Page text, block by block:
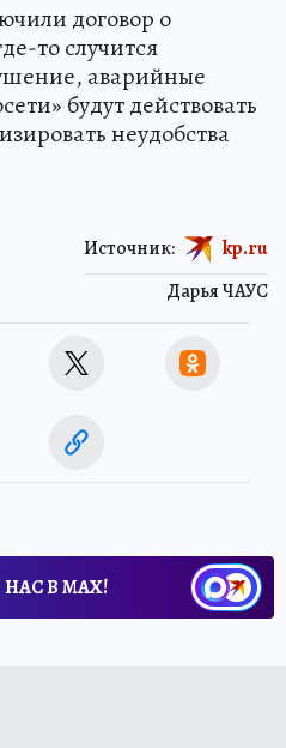
договор о
то случится
аварийные
будут действовать
неудобства
Дарья ЧАУС
Источник: kp.ru
В МАХ!